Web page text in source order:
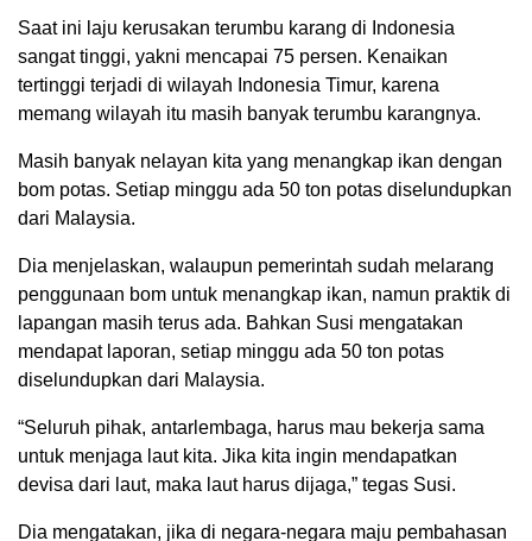
Saat ini laju kerusakan terumbu karang di Indonesia
sangat tinggi, yakni mencapai 75 persen. Kenaikan
tertinggi terjadi di wilayah Indonesia Timur, karena
memang wilayah itu masih banyak terumbu karangnya.
Masih banyak nelayan kita yang menangkap ikan dengan
bom potas. Setiap minggu ada 50 ton potas diselundupkan
dari Malaysia.
Dia menjelaskan, walaupun pemerintah sudah melarang
penggunaan bom untuk menangkap ikan, namun praktik di
lapangan masih terus ada. Bahkan Susi mengatakan
mendapat laporan, setiap minggu ada 50 ton potas
diselundupkan dari Malaysia.
“Seluruh pihak, antarlembaga, harus mau bekerja sama
untuk menjaga laut kita. Jika kita ingin mendapatkan
devisa dari laut, maka laut harus dijaga,” tegas Susi.
Dia mengatakan, jika di negara-negara maju pembahasan